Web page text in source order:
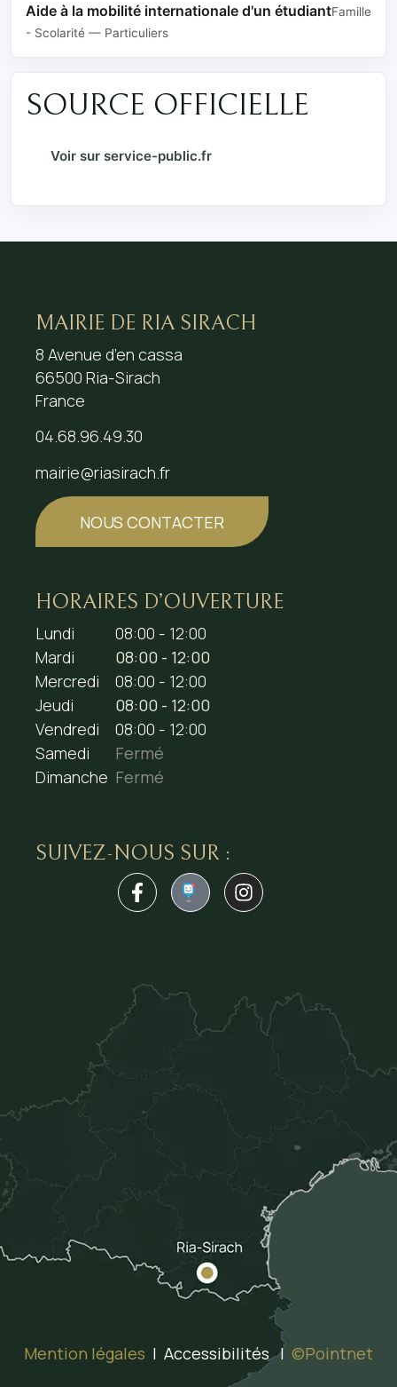
Aide à la mobilité internationale d'un étudiantFamille
- Scolarité — Particuliers
SOURCE OFFICIELLE
Voir sur service-public.fr
MAIRIE DE RIA SIRACH
8 Avenue d’en cassa
66500 Ria-Sirach
France
04.68.96.49.30
mairie@riasirach.fr
NOUS CONTACTER
HORAIRES D’OUVERTURE
Lundi
08:00 - 12:00
Mardi
08:00 - 12:00
Mercredi
08:00 - 12:00
Jeudi
08:00 - 12:00
Vendredi
08:00 - 12:00
Samedi
Fermé
Dimanche Fermé
SUIVEZ-NOUS SUR :
1
Mention légales | Accessibilités | ©Pointnet